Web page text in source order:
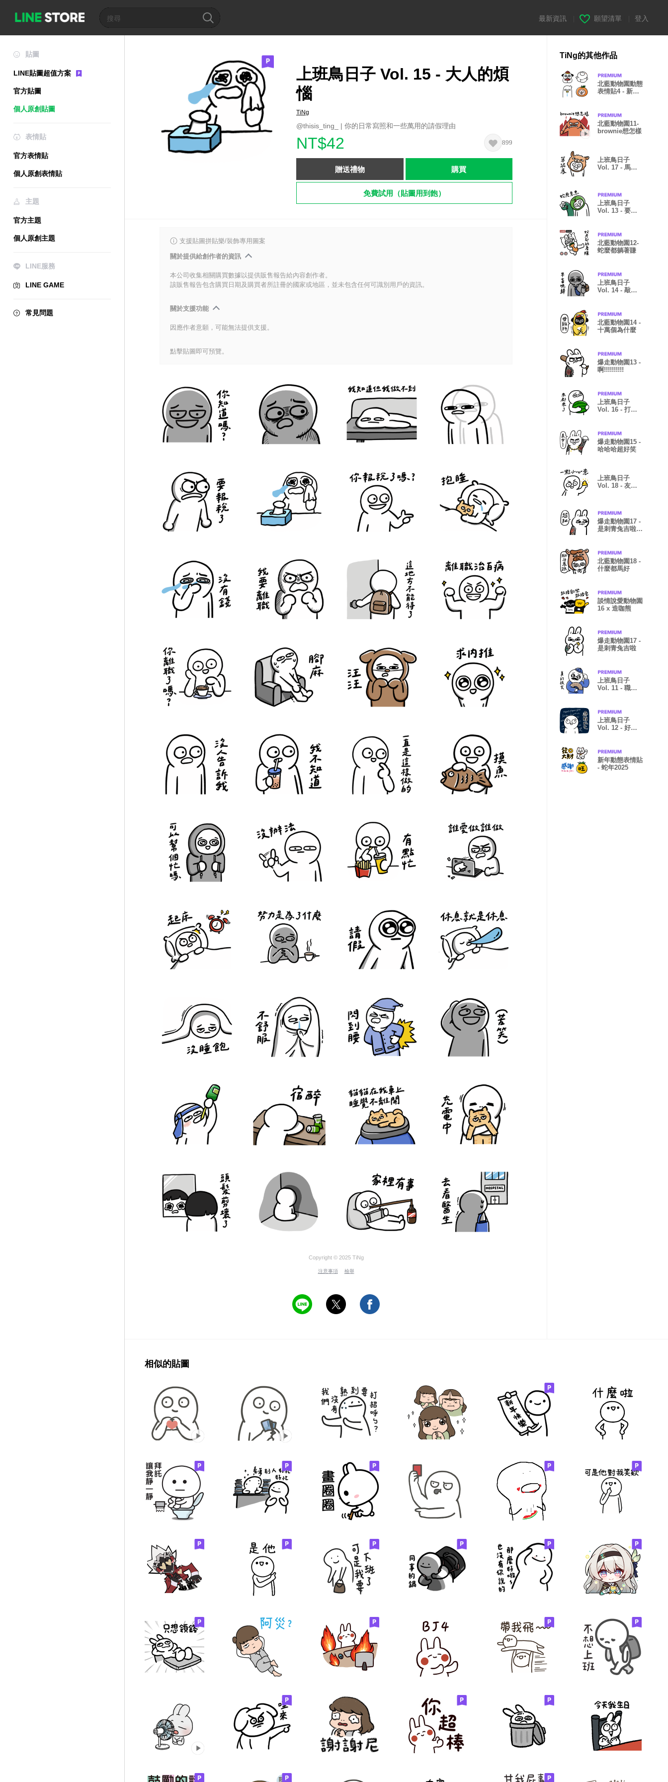
最新資訊 願望清單 登入
貼圖
LINE貼圖超值方案
官方貼圖
個人原創貼圖
表情貼
官方表情貼
個人原創表情貼
主題
官方主題
個人原創主題
LINE服務
LINE GAME
常見問題
上班鳥日子 Vol. 15 - 大人的煩
惱
TiNg
@thisis_ting_ | 你的日常寫照和一些萬用的請假理由
NT$42 899
贈送禮物 購買
免費試用（貼圖用到飽）
支援貼圖拼貼樂/裝飾專用圖案
關於提供給創作者的資訊
本公司收集相關購買數據以提供販售報告給內容創作者。
該販售報告包含購買日期及購買者所註冊的國家或地區，並未包含任何可識別用戶的資訊。
關於支援功能
因應作者意願，可能無法提供支援。
點擊貼圖即可預覽。
Copyright © 2025 TiNg
注意事項 檢舉
TiNg的其他作品
北藍動物園動態
表情貼4 - 新年
北藍動物園11-
brownie想怎樣
上班鳥日子
Vol. 17 - 馬的
上班鳥日子
Vol. 13 - 要蛇
北藍動物園12-
蛇麼都躺著賺
上班鳥日子
Vol. 14 - 敲碗
北藍動物園14 -
十萬個為什麼
爆走動物園13 -
啊!!!!!!!!!!
上班鳥日子
Vol. 16 - 打工
爆走動物園15 -
哈哈哈超好笑
上班鳥日子
Vol. 18 - 友善
爆走動物園17 -
是刺青兔吉啦
北藍動物園18 -
什麼都馬好
談情說愛動物園
16 x 造咖熊
爆走動物園17 -
是刺青兔吉啦
上班鳥日子
Vol. 11 - 職場
上班鳥日子
Vol. 12 - 好用
新年動態表情貼
- 蛇年2025
相似的貼圖